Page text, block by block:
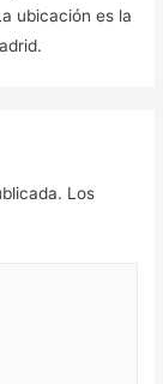
ubicación es la
Los